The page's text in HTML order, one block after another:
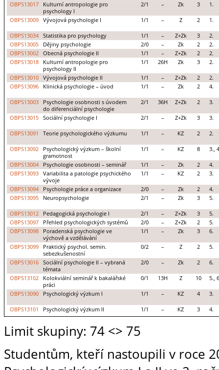
OBPS13017
Kulturní antropologie pro
psychology I
2/1 – Zk 3 1.
OBPS13009 Vývojová psychologie I 1/1 – Z 2 1.
OBPS13034 Statistika pro psychology 1/1 – Z+Zk 3
2.
OBPS13005
Dějiny psychologie 2/0 – Zk 2
2.
OBPS13002
Obecná psychologie II 1/1 – Z+Zk 2
2.
OBPS13018
Kulturní antropologie pro
psychology II
1/1 26H Zk 3 2.
OBPS13010 Vývojová psychologie II 1/1 – Z+Zk 2
2.
OBPS13096
Klinická psychologie – úvod 1/1 – Zk 2 4.
OBPS13003
Psychologie osobnosti s úvodem
do diferenciální psychologie
2/1 36H Z+Zk 2 3.
OBPS13015 Sociální psychologie I 2/1 – Z+Zk 3 3.
OBPS13091 Teorie psychologického výzkumu 1/1 – KZ 2 2.
OBPS13092
Psychologický výzkum – školní
gramotnost
1/1 – KZ 8 3.,
OBPS13004 Psychologie osobnosti – seminář 1/1 – Zk 2
4.
OBPS13093
Variabilita a patologie psychického
vývoje
1/1 – KZ 2 3.
OBPS13094 Psychologie práce a organizace 2/0 – Zk 2
4.
OBPS13095
Neuropsychologie 2/1 – Zk 3 5.
OBPS13012 Pedagogická psychologie I 2/1 – Z+Zk 3
5.
OBPS13097
Přehled psychologických systémů 2/0 – Z+Zk 2
5.
OBPS13098
Poradenská psychologie ve
výchově a vzdělávání
1/1 – Zk 3 6.
OBPS13099
Praktický psychol. semin.
sebezkušenostní
0/2 – Z 2 5.
OBPS13016
Sociální psychologie II – vybraná
témata
2/0 – Zk 2 6.
OBPS13102
Kolokviální seminář k bakalářské
práci
0/1 13H Z 10 5.,
OBPS13090 Psychologický výzkum I 1/1 – KZ 4 3.
OBPS13101 Psychologický výzkum II 1/1 – KZ 3 4.
Limit skupiny: 74 <> 75
Studentům, kteří nastoupili v roce